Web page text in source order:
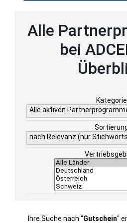
Alle
bei
Kategorie
Alle aktiven
nach Relevanz (nur
Ihre Suche nach "Gutschein"